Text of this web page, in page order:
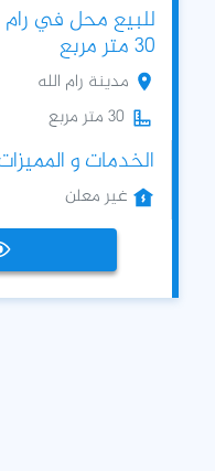
للبيع محل في رام
30 متر مربع
مدينة رام الله
30 متر مربع
الخدمات و
غير معلن